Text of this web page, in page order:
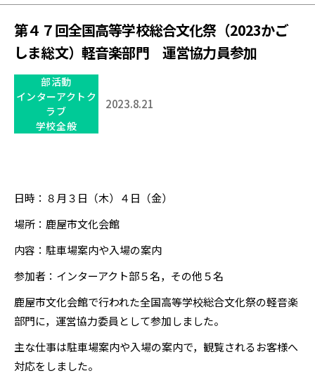
高
等
学
校
第４７回全国高等学校総合文化祭（2023かご
しま総文）軽音楽部門 運営協力員参加
部活動
インターアクトク
ラブ
学校全般
2023.8.21
日時：８月３日（木）４日（金）
場所：鹿屋市文化会館
内容：駐車場案内や入場の案内
参加者：インターアクト部５名，その他５名
鹿屋市文化会館で行われた全国高等学校総合文化祭の軽音楽
部門に，運営協力委員として参加しました。
主な仕事は駐車場案内や入場の案内で，観覧されるお客様へ
対応をしました。